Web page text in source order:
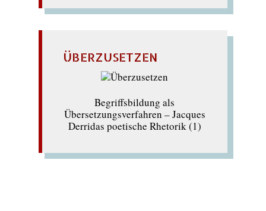
ÜBERZUSETZEN
Begriffsbildung als
Übersetzungsverfahren – Jacques
Derridas poetische Rhetorik (1)